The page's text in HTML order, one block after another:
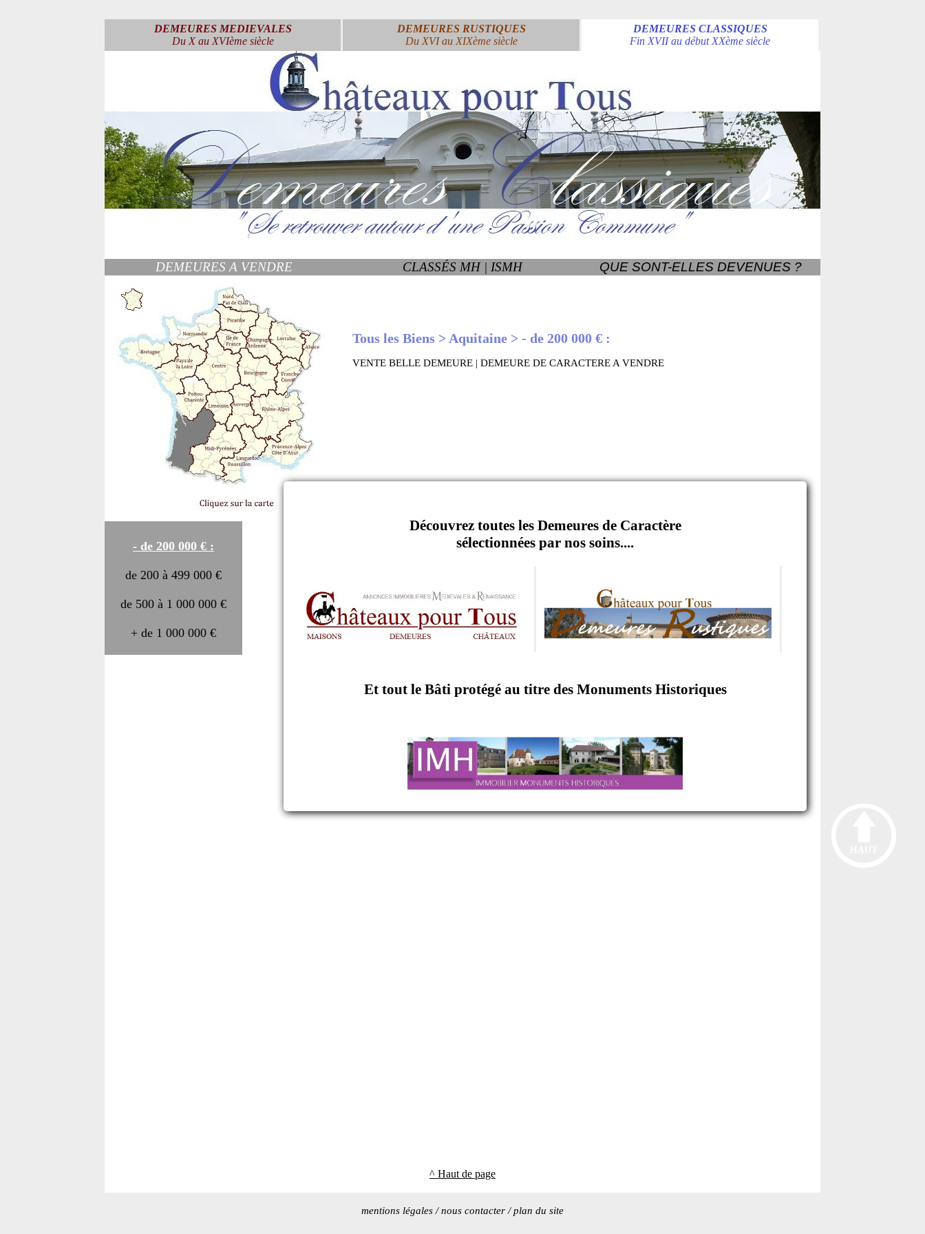
DEMEURES MEDIEVALES
Du X au XVIème siècle
DEMEURES RUSTIQUES
Du XVI au XIXème siècle
DEMEURES CLASSIQUES
Fin XVII au début XXème siècle
DEMEURES A VENDRE CLASSÉS MH | ISMH QUE SONT-ELLES DEVENUES ?
- de 200 000 € :
de 200 à 499 000 €
de 500 à 1 000 000 €
+ de 1 000 000 €
Tous les Biens > Aquitaine > - de 200 000 € :
VENTE BELLE DEMEURE | DEMEURE DE CARACTERE A VENDRE
Découvrez toutes les Demeures de Caractère
sélectionnées par nos soins....
Et tout le Bâti protégé au titre des Monuments Historiques
^ Haut de page
mentions légales /nous contacter /plan du site